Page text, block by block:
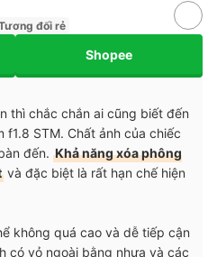
đối rẻ
Shopee
thì chắc chắn ai cũng biết đến
f1.8 STM. Chất ảnh của chiếc
đến. Khả năng xóa phông
và đặc biệt là rất hạn chế hiện
không quá cao và dễ tiếp cận
có vỏ ngoài bằng nhựa và các